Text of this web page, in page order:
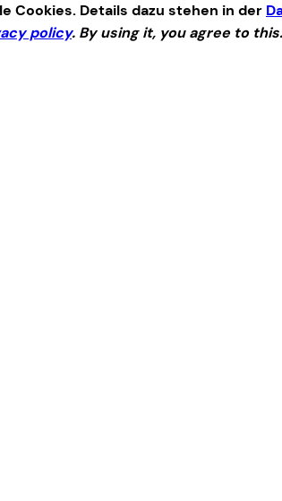
Cookies. Details dazu stehen in der
policy. By using it, you agree to this.